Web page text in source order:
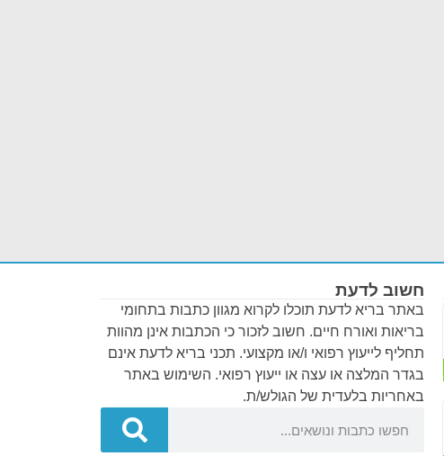
חשוב לדעת
באתר בריא לדעת תוכלו לקרוא מגוון כתבות בתחומי
בריאות ואורח חיים. חשוב לזכור כי הכתבות אינן מהוות
תחליף לייעוץ רפואי ו/או מקצועי. תכני בריא לדעת אינם
בגדר המלצה או עצה או ייעוץ רפואי. השימוש באתר
באחריות בלעדית של הגולש/ת.